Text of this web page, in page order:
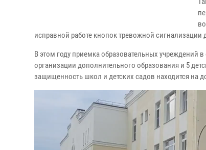
исправной работе кнопок тревожной
В этом году приемка образовательных учреждений
организации дополнительного образования и 5
защищенность школ и детских садов находится на